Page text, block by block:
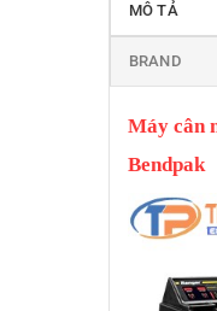
MÔ TẢ
BRAND
Máy cân
Bendpak